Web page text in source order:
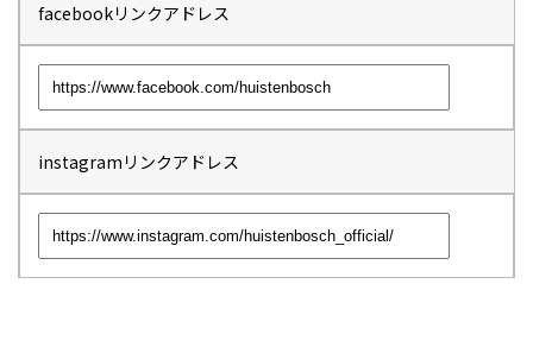
facebookリンクアドレス
instagramリンクアドレス